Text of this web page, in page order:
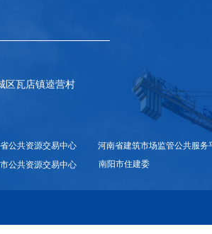
区瓦店镇逵营村
公共资源交易中心 南阳市住建委
河南省建筑市场监管公共服务
公共资源交易中心